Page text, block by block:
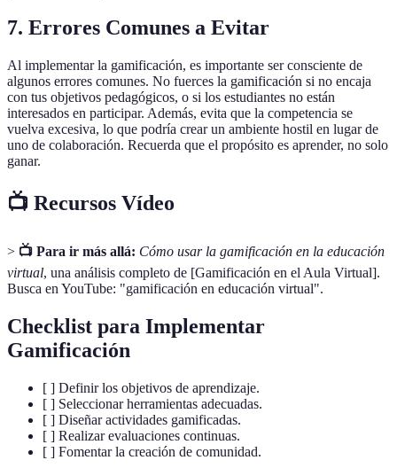
7. Errores Comunes a Evitar
Al implementar la gamificación, es importante ser consciente de
algunos errores comunes. No fuerces la gamificación si no encaja
con tus objetivos pedagógicos, o si los estudiantes no están
interesados en participar. Además, evita que la competencia se
vuelva excesiva, lo que podría crear un ambiente hostil en lugar de
uno de colaboración. Recuerda que el propósito es aprender, no solo
ganar.
📺 Recursos Vídeo
> 📺 Para ir más allá: Cómo usar la gamificación en la educación
virtual, una análisis completo de [Gamificación en el Aula Virtual].
Busca en YouTube: "gamificación en educación virtual".
Checklist para Implementar
Gamificación
[ ] Definir los objetivos de aprendizaje.
[ ] Seleccionar herramientas adecuadas.
[ ] Diseñar actividades gamificadas.
[ ] Realizar evaluaciones continuas.
[ ] Fomentar la creación de comunidad.